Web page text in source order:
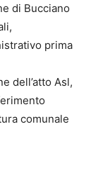
di Bucciano
prima
dell’atto Asl,
comunale